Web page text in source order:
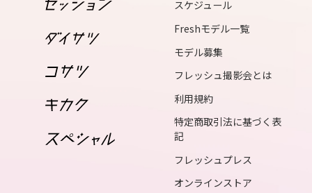
tue
17
18
thu
fri
スケジュール
Freshモデル一覧
モデル募集
フレッシュ撮影会とは
利用規約
特定商取引法に基づく表
記
フレッシュプレス
オンラインストア